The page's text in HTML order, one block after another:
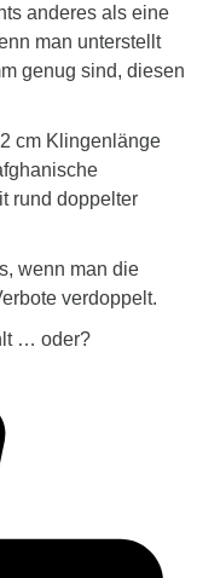
anderes als eine
man unterstellt
genug sind, diesen
cm Klingenlänge
rund doppelter
wenn man die
verdoppelt.
… oder?